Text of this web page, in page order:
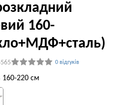
160-
0 відгуків
160-220 см